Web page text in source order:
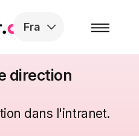
Fra
direction
dans l'intranet.